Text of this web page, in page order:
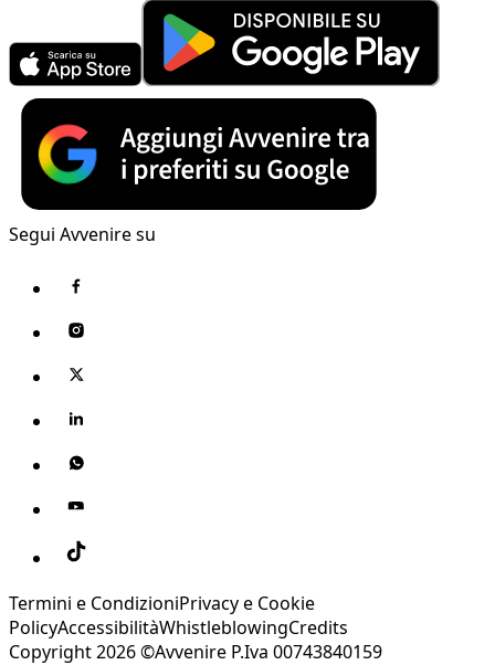
Segui Avvenire su
Termini e CondizioniPrivacy e Cookie
PolicyAccessibilitàWhistleblowingCredits
Copyright 2026 ©Avvenire P.Iva 00743840159